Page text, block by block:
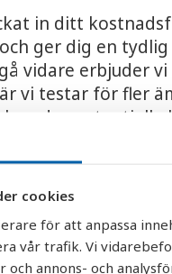
cookies
för att anpassa
vår trafik. Vi
och annons- och
in ditt
ger dig en
vidare erbjuder
vi testar för fler
andra potentiella
som grund
kalk eller UV-
är
både i